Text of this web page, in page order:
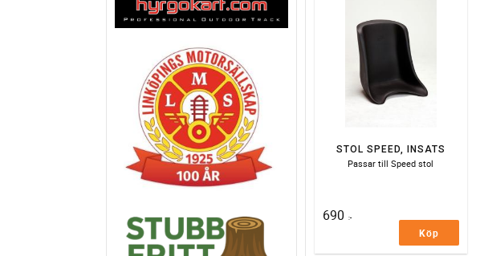
STOL SPEED, INSATS
Passar till Speed stol
690 :-
Köp